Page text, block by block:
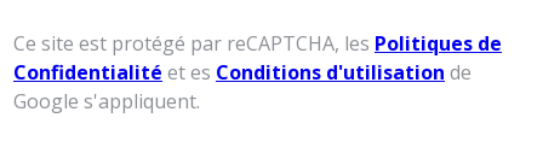
Ce site est protégé par reCAPTCHA, les Politiques de
Confidentialité et es Conditions d'utilisation de
Google s'appliquent.